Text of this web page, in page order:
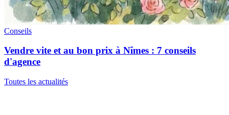
Conseils
Vendre vite et au bon prix à Nîmes : 7 conseils
d'agence
Toutes les actualités